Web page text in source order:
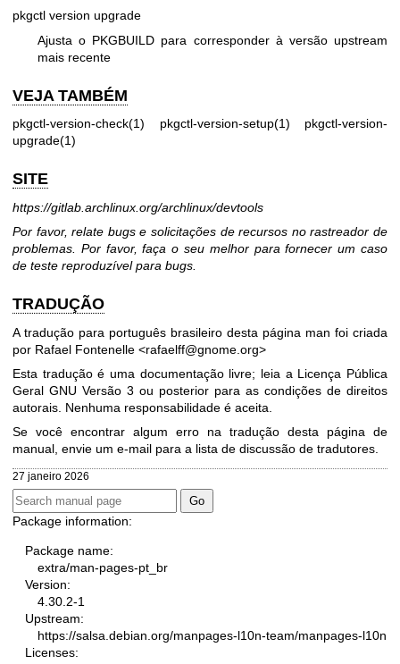
pkgctl version upgrade
Ajusta o PKGBUILD para corresponder à versão upstream
mais recente
VEJA TAMBÉM
pkgctl-version-check(1) pkgctl-version-setup(1) pkgctl-version-
upgrade(1)
SITE
https://gitlab.archlinux.org/archlinux/devtools
Por favor, relate bugs e solicitações de recursos no rastreador de
problemas. Por favor, faça o seu melhor para fornecer um caso
de teste reproduzível para bugs.
TRADUÇÃO
A tradução para português brasileiro desta página man foi criada
por Rafael Fontenelle <rafaelff@gnome.org>
Esta tradução é uma documentação livre; leia a Licença Pública
Geral GNU Versão 3 ou posterior para as condições de direitos
autorais. Nenhuma responsabilidade é aceita.
Se você encontrar algum erro na tradução desta página de
manual, envie um e-mail para a lista de discussão de tradutores.
27 janeiro 2026
Package information:
Package name:
extra/man-pages-pt_br
Version:
4.30.2-1
Upstream:
https://salsa.debian.org/manpages-l10n-team/manpages-l10n
Licenses: